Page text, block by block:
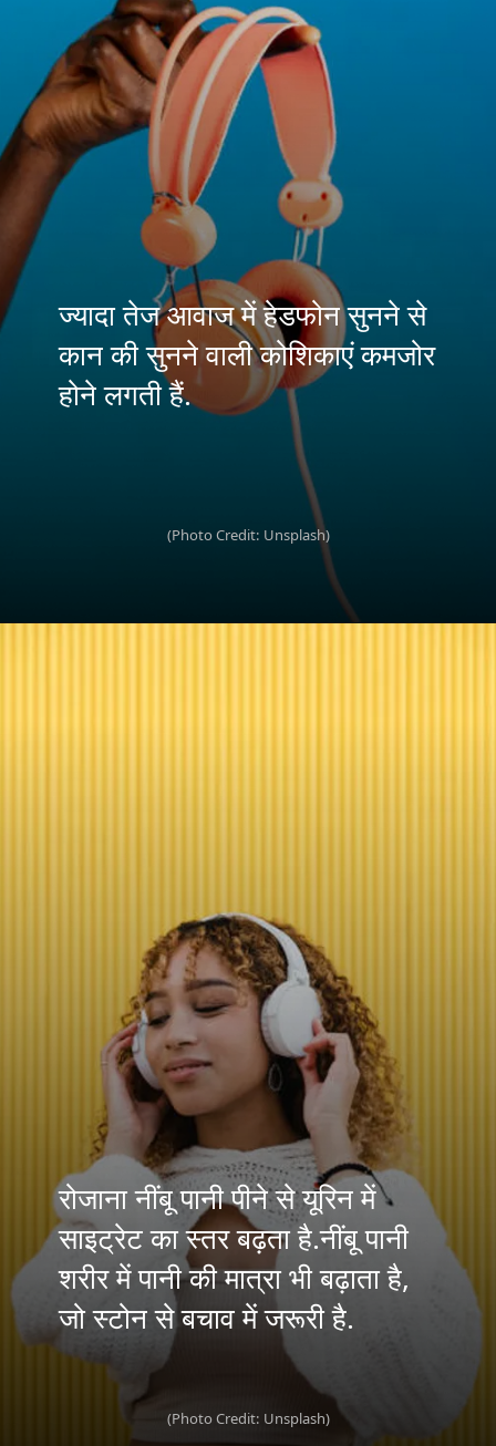
ज्यादा तेज आवाज में हेडफोन सुनने से
कान की सुनने वाली कोशिकाएं कमजोर
होने लगती हैं.
(Photo Credit: Unsplash)
रोजाना नींबू पानी पीने से यूरिन में
साइट्रेट का स्तर बढ़ता है.नींबू पानी
शरीर में पानी की मात्रा भी बढ़ाता है,
जो स्टोन से बचाव में जरूरी है.
(Photo Credit: Unsplash)